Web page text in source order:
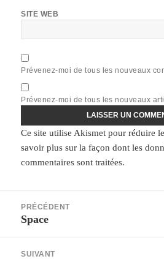
SITE WEB
Prévenez-moi de tous les nouveaux
Prévenez-moi de tous les nouveaux
Ce site utilise Akismet pour réduire
savoir plus sur la façon dont les
commentaires sont traitées.
l’article
PRÉCÉDENT
Article
Space
SUIVANT